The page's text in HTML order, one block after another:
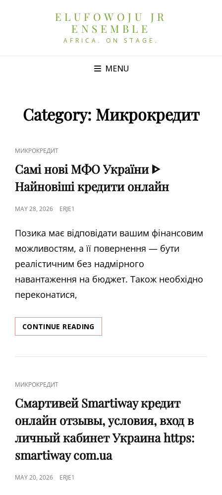
ELUFOWOJU JR
ENSEMBLE
AFRICA. ON STAGE.
MENU
Category: Микрокредит
CAT
LINKS
МИКРОКРЕДИТ
Самі нові МФО України ᐈ
Найновіші кредити онлайн
POSTED
MAY 28, 2026 ERJE1
Позика має відповідати вашим фінансовим
можливостям, а її повернення — бути
реалістичним без надмірного
навантаження на бюджет. Також необхідно
переконатися,
CONTINUE READINGСАМІ
НОВІ
УКРАЇНИ
ОНЛАЙН
CAT
LINKS
МИКРОКРЕДИТ
Смартивей Smartiway кредит
онлайн отзывы, условия, вход в
личный кабинет Украина https:
smartiway com.ua
POSTED
MAY 20, 2026 ERJE1